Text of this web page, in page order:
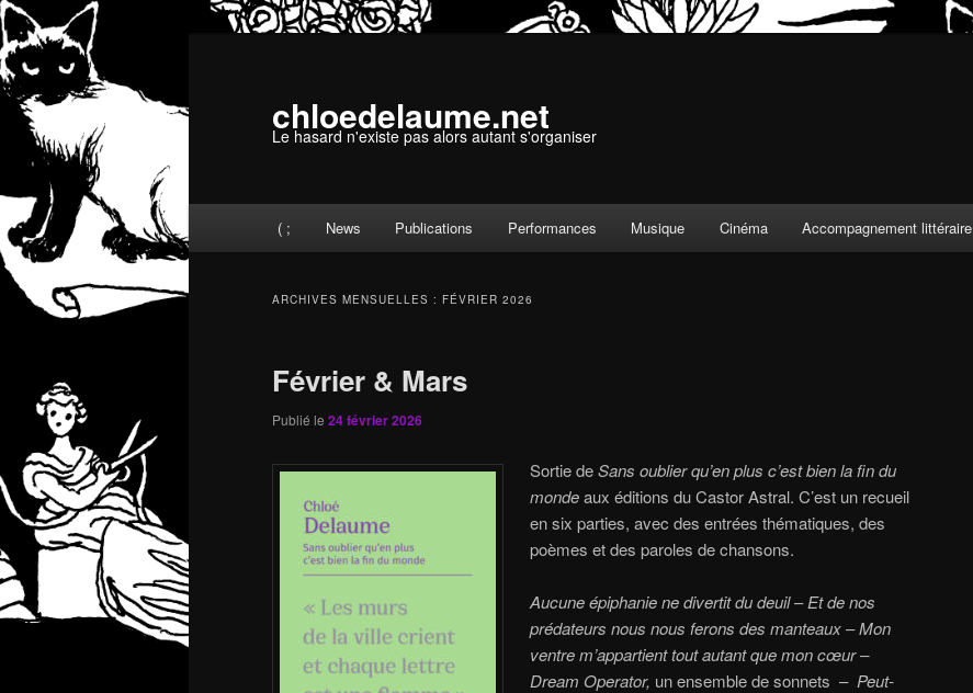
Aller
au
contenu
principal
Aller
au
contenu
secondaire
chloedelaume.net
Le hasard n'existe pas alors autant s'organiser
( ; News Publications Performances Musique Cinéma Accompagnement littéraire
ARCHIVES MENSUELLES : FÉVRIER 2026
Février & Mars
Publié le 24 février 2026
Sortie deSans oublier qu’en plus c’est bien la fin du
mondeaux éditions du Castor Astral. C’est un recueil
en six parties, avec des entrées thématiques, des
poèmes et des paroles de chansons.
Aucune épiphanie ne divertit du deuil–Et de nos
prédateurs nous nous ferons des manteaux–Mon
ventre m’appartient tout autant que mon cœur –
Dream Operator, un ensemble de sonnets – Peut-